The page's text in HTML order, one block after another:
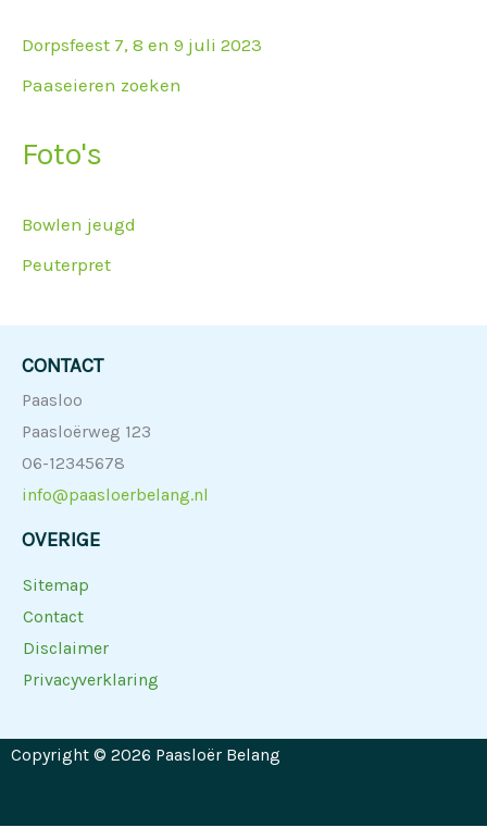
Dorpsfeest 7, 8 en 9 juli 2023
Paaseieren zoeken
Foto's
Bowlen jeugd
Peuterpret
CONTACT
Paasloo
Paasloërweg 123
06-12345678
info@paasloerbelang.nl
OVERIGE
Sitemap
Contact
Disclaimer
Privacyverklaring
Copyright © 2026 Paasloër Belang